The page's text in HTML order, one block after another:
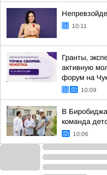
10:11
Гранты,
активную
форум на
10:09
В
команда
10:06